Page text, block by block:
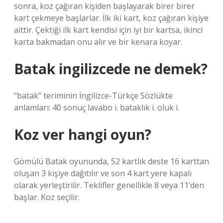
sonra, koz çağıran kişiden başlayarak birer birer
kart çekmeye başlarlar. İlk iki kart, koz çağıran kişiye
aittir. Çektiği ilk kart kendisi için iyi bir kartsa, ikinci
karta bakmadan onu alır ve bir kenara koyar.
Batak ingilizcede ne demek?
“batak” teriminin İngilizce-Türkçe Sözlükte
anlamları: 40 sonuç lavabo i. bataklık i. oluk i.
Koz ver hangi oyun?
Gömülü Batak oyununda, 52 kartlık deste 16 karttan
oluşan 3 kişiye dağıtılır ve son 4 kart yere kapalı
olarak yerleştirilir. Teklifler genellikle 8 veya 11’den
başlar. Koz seçilir.